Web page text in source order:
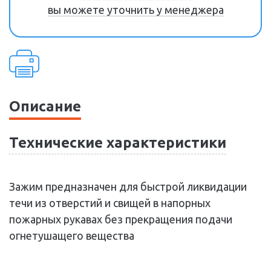
вы можете уточнить у менеджера
Описание
Технические характеристики
Зажим предназначен для быстрой ликвидации
течи из отверстий и свищей в напорных
пожарных рукавах без прекращения подачи
огнетушащего вещества